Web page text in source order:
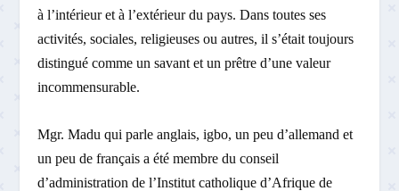
à l’intérieur et à l’extérieur du pays. Dans toutes ses
activités, sociales, religieuses ou autres, il s’était toujours
distingué comme un savant et un prêtre d’une valeur
incommensurable.
Mgr. Madu qui parle anglais, igbo, un peu d’allemand et
un peu de français a été membre du conseil
d’administration de l’Institut catholique d’Afrique de